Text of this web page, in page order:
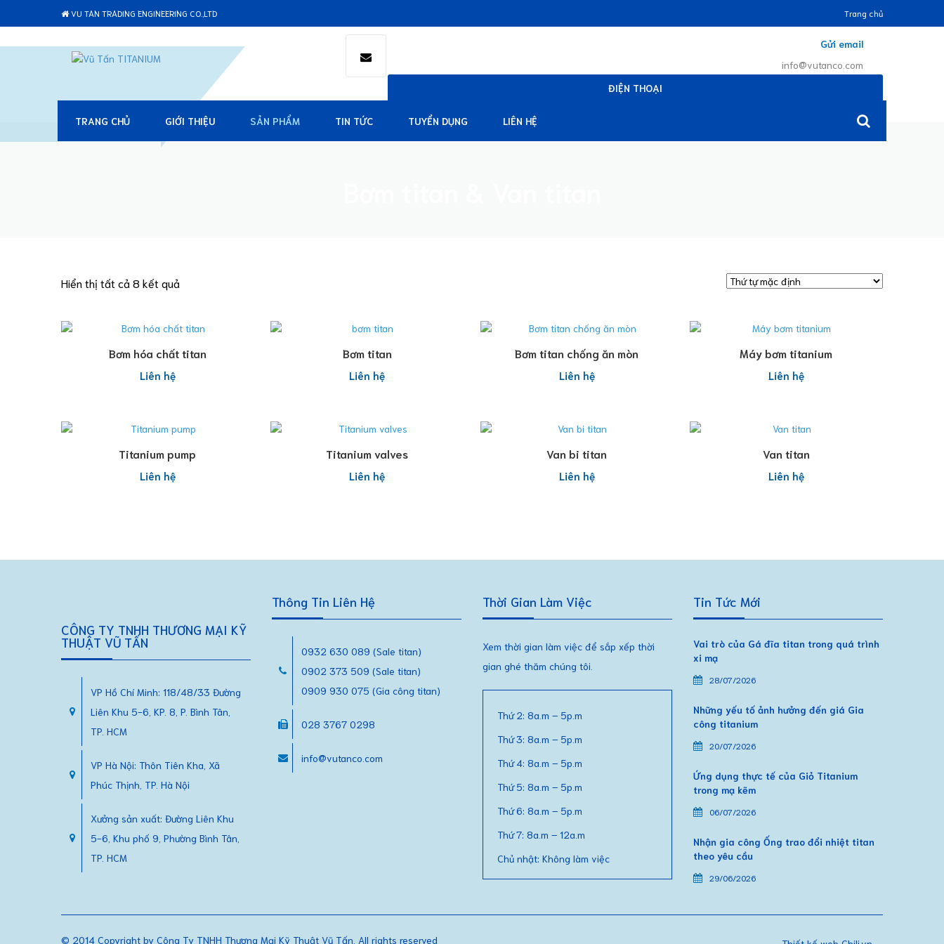
VU TAN TRADING ENGINEERING CO.,LTD Trang chủ
Gửi email
info@vutanco.com
ĐIỆN THOẠI
TRANG CHỦ GIỚI THIỆU SẢN PHẨM TIN TỨC TUYỂN DỤNG LIÊN HỆ
Hiển thị tất cả 8 kết quả
Đọc tiếp
Bơm hóa chất titan
Liên hệ
Đọc tiếp
Bơm titan
Liên hệ
Đọc tiếp
Bơm titan chống ăn mòn
Liên hệ
Đọc tiếp
Máy bơm titanium
Liên hệ
Đọc tiếp
Titanium pump
Liên hệ
Đọc tiếp
Titanium valves
Liên hệ
Đọc tiếp
Van bi titan
Liên hệ
Đọc tiếp
Van titan
Liên hệ
CÔNG TY TNHH THƯƠNG MẠI KỸ
THUẬT VŨ TẤN
VP Hồ Chí Minh: 118/48/33 Đường
Liên Khu 5-6, KP. 8, P. Bình Tân,
TP. HCM
VP Hà Nội: Thôn Tiên Kha, Xã
Phúc Thịnh, TP. Hà Nội
Xưởng sản xuất: Đường Liên Khu
5-6, Khu phố 9, Phường Bình Tân,
TP. HCM
Thông Tin Liên Hệ
0932 630 089 (Sale titan)
0902 373 509 (Sale titan)
0909 930 075 (Gia công titan)
028 3767 0298
info@vutanco.com
Thời Gian Làm Việc
Xem thời gian làm việc để sắp xếp thời
gian ghé thăm chúng tôi.
Thứ 2: 8a.m – 5p.m
Thứ 3: 8a.m – 5p.m
Thứ 4: 8a.m – 5p.m
Thứ 5: 8a.m – 5p.m
Thứ 6: 8a.m – 5p.m
Thứ 7: 8a.m – 12a.m
Chủ nhật: Không làm việc
Tin Tức Mới
Vai trò của Gá đĩa titan trong quá trình
xi mạ
28/07/2026
Những yếu tố ảnh hưởng đến giá Gia
công titanium
20/07/2026
Ứng dụng thực tế của Giỏ Titanium
trong mạ kẽm
06/07/2026
Nhận gia công Ống trao đổi nhiệt titan
theo yêu cầu
29/06/2026
© 2014 Copyright by Công Ty TNHH Thương Mại Kỹ Thuật Vũ Tấn. All rights reserved